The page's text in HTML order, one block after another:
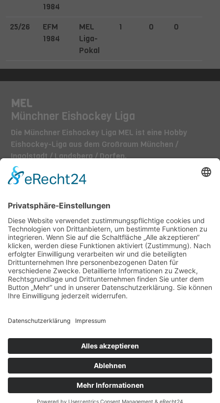
1984
25/26
EFM
1984
MEL
Liga-
Pokal
1 0 0
MEL
Münchner Eishockey Liga
Die Münchner Eishockey Liga MEL ist eine Hobby
Eishockey-Liga aus dem Großraum München /
Ingolstadt / Landsberg / Dorfen.
TEAMS
|Downloads
2018 - 2026